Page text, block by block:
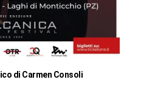
di Carmen Consoli